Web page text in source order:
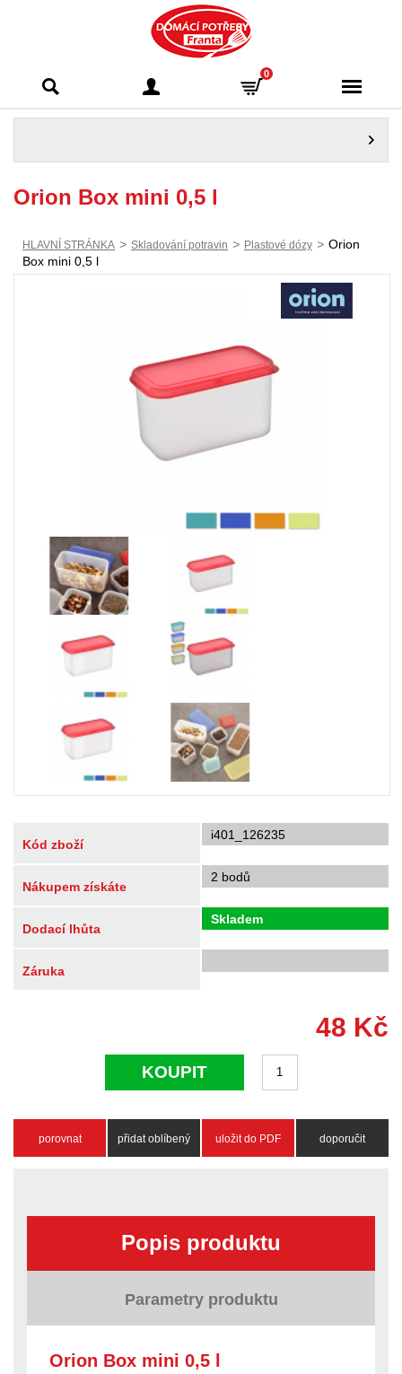
Franta - Příbram
0
Orion Box mini 0,5 l
HLAVNÍ STRÁNKA > Skladování potravin > Plastové dózy > Orion
Box mini 0,5 l
Kód zboží
i401_126235
Nákupem získáte
2 bodů
Dodací lhůta
Skladem
Záruka
48 Kč
KOUPIT
porovnat přidat oblíbený uložit do PDF doporučit
Popis produktu
Parametry produktu
Orion Box mini 0,5 l